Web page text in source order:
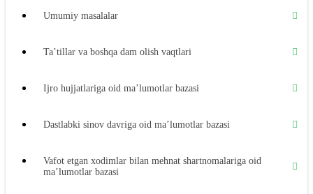
Umumiy masalalar
Ta’tillar va boshqa dam olish vaqtlari
Ijro hujjatlariga oid ma’lumotlar bazasi
Dastlabki sinov davriga oid ma’lumotlar bazasi
Vafot etgan хodimlar bilan mehnat shartnomalariga oid
ma’lumotlar bazasi